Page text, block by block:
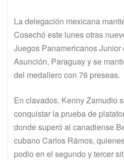
La delegación mexicana
Cosechó este lunes otras
Juegos Panamericanos Junior
Asunción, Paraguay y se
del medallero con 76 preseas.
En clavados, Kenny Zamudio
conquistar la prueba de
donde superó al canadiense
cubano Carlos Rámos,
podio en el segundo y tercer